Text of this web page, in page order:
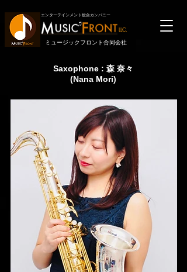
エンターテインメント総合カンパニー
LLC.
ミュージックフロント合同会社
Saxophone : 森 奈々
(Nana Mori)